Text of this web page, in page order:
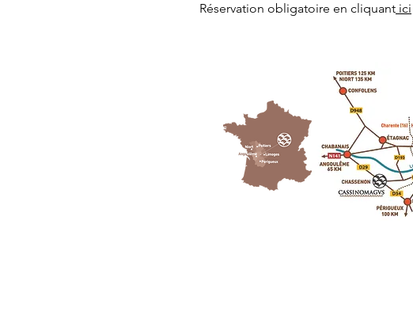
Réservation obligatoire en cliquant ici